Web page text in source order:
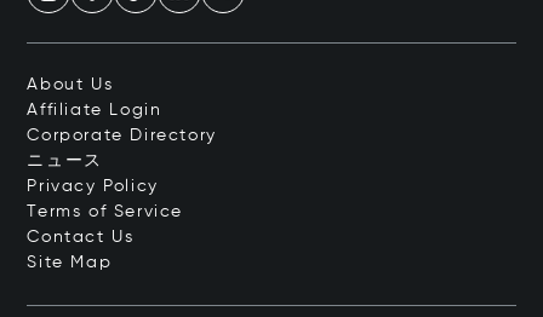
About Us
Affiliate Login
Corporate Directory
ニュース
Privacy Policy
Terms of Service
Contact Us
Site Map